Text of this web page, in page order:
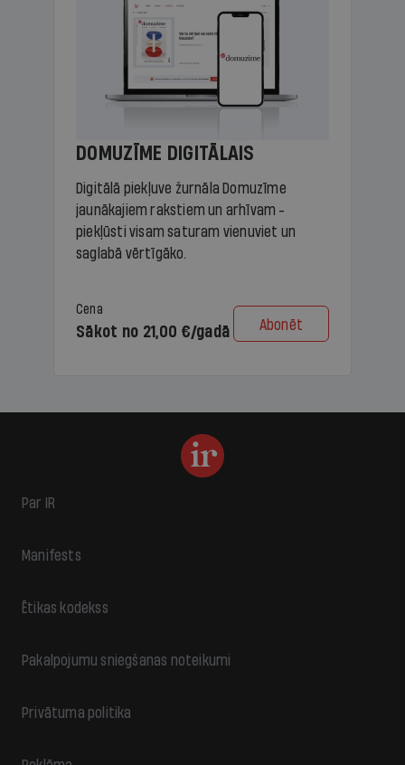
DOMUZĪME DIGITĀLAIS
Digitālā piekļuve žurnāla Domuzīme
jaunākajiem rakstiem un arhīvam -
piekļūsti visam saturam vienuviet un
saglabā vērtīgāko.
Cena
Sākot no 21,00 €/gadā Abonēt
Par IR
Manifests
Ētikas kodekss
Pakalpojumu sniegšanas noteikumi
Privātuma politika